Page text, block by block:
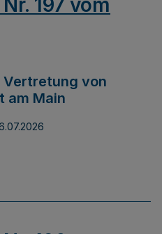
197 vom
von
am Main